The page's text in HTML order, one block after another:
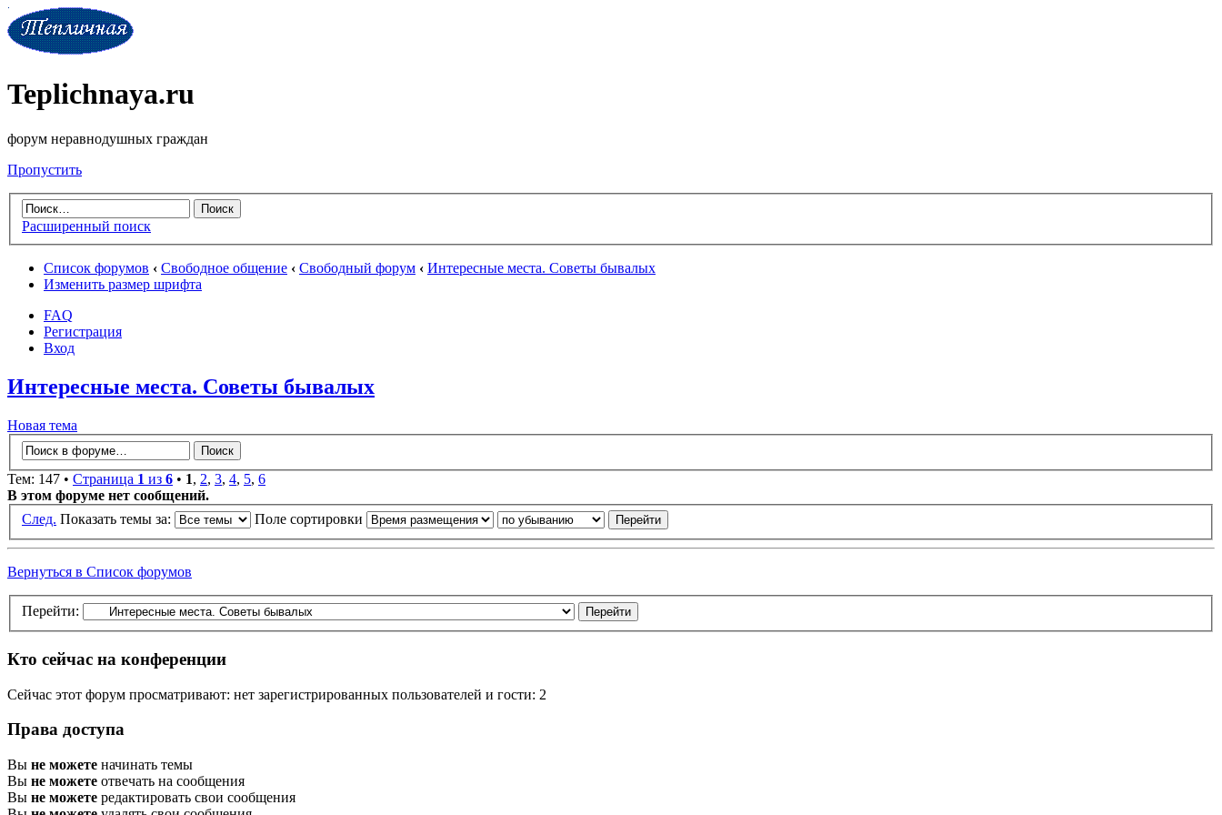
Teplichnaya.ru
форум неравнодушных граждан
Пропустить
Расширенный поиск
Список форумов ‹ Свободное общение ‹ Свободный форум ‹ Интересные места. Советы бывалых
Изменить размер шрифта
FAQ
Регистрация
Вход
Интересные места. Советы бывалых
Новая тема
Тем: 147 • Страница 1 из 6 • 1, 2, 3, 4, 5, 6
В этом форуме нет сообщений.
След. Показать темы за: Поле сортировки
Вернуться в Список форумов
Перейти:
Кто сейчас на конференции
Сейчас этот форум просматривают: нет зарегистрированных пользователей и гости: 2
Права доступа
Вы не можете начинать темы
Вы не можете отвечать на сообщения
Вы не можете редактировать свои сообщения